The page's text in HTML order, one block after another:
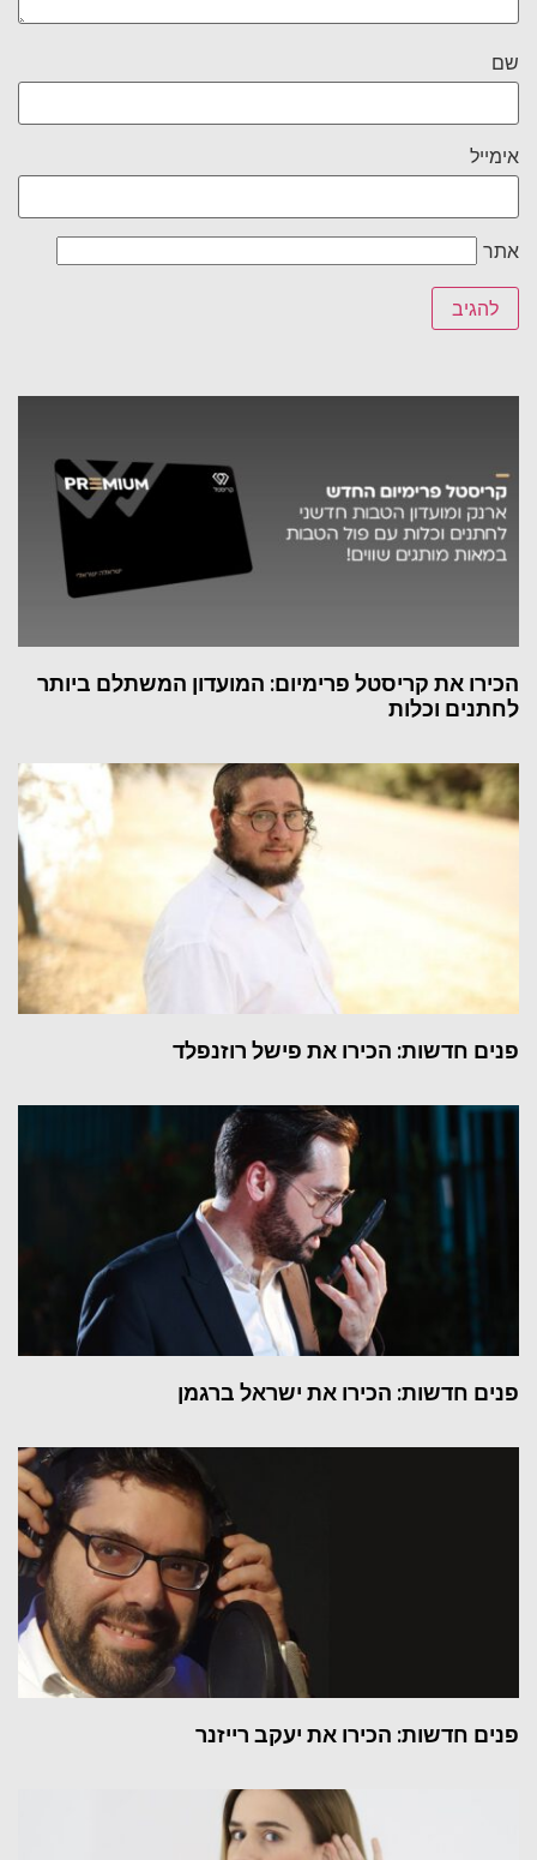
שם
אימייל
אתר
הכירו את קריסטל פרימיום: המועדון המשתלם ביותר
לחתנים וכלות
פנים חדשות: הכירו את פישל רוזנפלד
פנים חדשות: הכירו את ישראל ברגמן
פנים חדשות: הכירו את יעקב רייזנר